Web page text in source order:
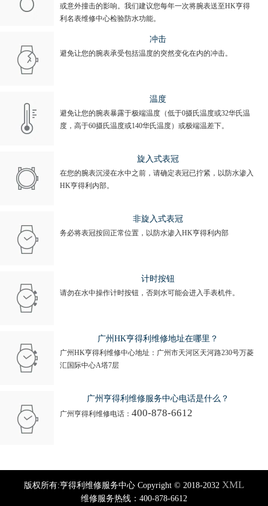
或意外撞击的影响。我们建议您每年一次将腕表送至HK亨得
利名表维修中心检验防水功能。
冲击
避免让您的腕表承受包括温度的突然变化在内的冲击。
温度
避免让您的腕表暴露于极端温度（低于0摄氏温度或32华氏温
度，高于60摄氏温度或140华氏温度）或极端温差下。
旋入式表冠
在您的腕表沉浸在水中之前，请确定表冠已拧紧，以防水渗入
HK亨得利内部。
非旋入式表冠
务必将表冠按回正常位置，以防水渗入HK亨得利内部
计时按钮
请勿在水中操作计时按钮，否则水可能会进入手表机件。
广州HK亨得利维修地址在哪里？
广州HK亨得利维修中心地址：广州市天河区天河路230号万菱
汇国际中心A塔7层
广州亨得利维修服务中心电话是什么？
广州亨得利维修电话： 400-878-6612
版权所有:亨得利维修服务中心 Copyright © 2018-2032 XML
维修服务热线：400-878-6612